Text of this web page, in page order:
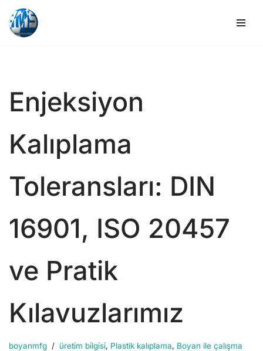
İçeriğe
Enjeksiyon
Kalıplama
Toleransları: DIN
16901, ISO 20457
ve Pratik
Kılavuzlarımız
boyanmfg üreti̇m bi̇lgi̇si̇, Plastik kalıplama, Boyan ile çalışma